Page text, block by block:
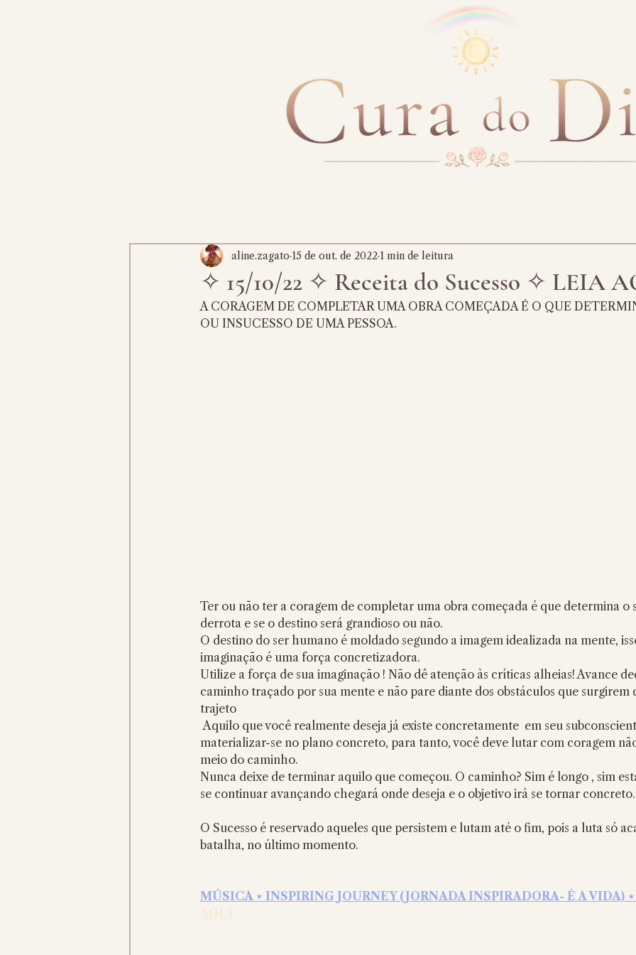
✧ 15/10/22 ✧ Receita do Sucesso ✧ LEIA
aline.zagato 15 de out. de 2022 1 min de leitura
A CORAGEM DE COMPLETAR UMA OBRA COMEÇADA É O QUE
OU INSUCESSO DE UMA PESSOA.
Ter ou não ter a coragem de completar uma obra começada é que determina o
derrota e se o destino será grandioso ou não.
O destino do ser humano é moldado segundo a imagem idealizada na mente,
imaginação é uma força concretizadora.
Utilize a força de sua imaginação ! Não dê atenção às críticas alheias! Avance
caminho traçado por sua mente e não pare diante dos obstáculos que surgirem
trajeto
Aquilo que você realmente deseja já existe concretamente  em seu subconsciente; basta
materializar-se no plano concreto, para tanto, você deve lutar com coragem
meio do caminho.
Nunca deixe de terminar aquilo que começou. O caminho? Sim é longo , sim
se continuar avançando chegará onde deseja e o objetivo irá se tornar concreto.
O Sucesso é reservado aqueles que persistem e lutam até o fim, pois a luta só
batalha, no último momento.
MÚSICA ⋆ INSPIRING JOURNEY (JORNADA INSPIRADORA- É A VIDA)